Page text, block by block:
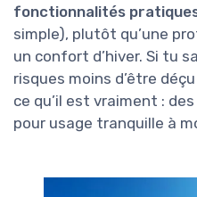
fonctionnalités
simple), plutôt qu’une
un confort d’hiver. Si tu
risques moins d’être
ce qu’il est vraiment :
pour usage tranquille à